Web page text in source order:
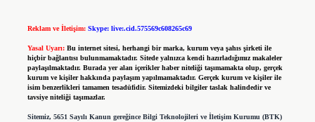
Reklam ve İletişim: Skype: live:.cid.575569c608265c69
Yasal Uyarı: Bu internet sitesi, herhangi bir marka, kurum veya şahıs şirketi ile
hiçbir bağlantısı bulunmamaktadır. Sitede yalnızca kendi hazırladığımız makaleler
paylaşılmaktadır. Burada yer alan içerikler haber niteliği taşımamakta olup, gerçek
kurum ve kişiler hakkında paylaşım yapılmamaktadır. Gerçek kurum ve kişiler ile
isim benzerlikleri tamamen tesadüfidir. Sitemizdeki bilgiler taslak halindedir ve
tavsiye niteliği taşımazlar.
Sitemiz, 5651 Sayılı Kanun gereğince Bilgi Teknolojileri ve İletişim Kurumu (BTK)